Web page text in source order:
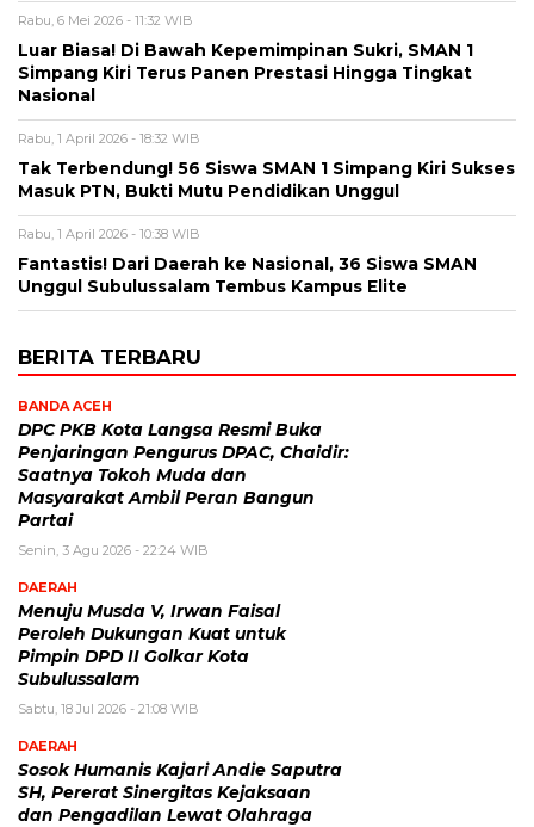
Rabu, 6 Mei 2026 - 11:32 WIB
Luar Biasa! Di Bawah Kepemimpinan Sukri, SMAN 1
Simpang Kiri Terus Panen Prestasi Hingga Tingkat
Nasional
Rabu, 1 April 2026 - 18:32 WIB
Tak Terbendung! 56 Siswa SMAN 1 Simpang Kiri Sukses
Masuk PTN, Bukti Mutu Pendidikan Unggul
Rabu, 1 April 2026 - 10:38 WIB
Fantastis! Dari Daerah ke Nasional, 36 Siswa SMAN
Unggul Subulussalam Tembus Kampus Elite
BERITA TERBARU
BANDA ACEH
DPC PKB Kota Langsa Resmi Buka
Penjaringan Pengurus DPAC, Chaidir:
Saatnya Tokoh Muda dan
Masyarakat Ambil Peran Bangun
Partai
Senin, 3 Agu 2026 - 22:24 WIB
DAERAH
Menuju Musda V, Irwan Faisal
Peroleh Dukungan Kuat untuk
Pimpin DPD II Golkar Kota
Subulussalam
Sabtu, 18 Jul 2026 - 21:08 WIB
DAERAH
Sosok Humanis Kajari Andie Saputra
SH, Pererat Sinergitas Kejaksaan
dan Pengadilan Lewat Olahraga